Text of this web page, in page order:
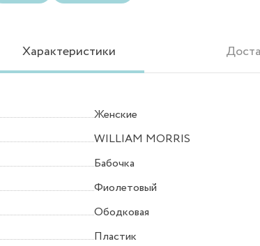
Характеристики
Женские
WILLIAM MORRIS
Бабочка
Фиолетовый
Ободковая
Пластик